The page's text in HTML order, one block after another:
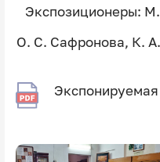
Экспозиционеры:
О. С. Сафронова, К.
Экспонируемая
Image